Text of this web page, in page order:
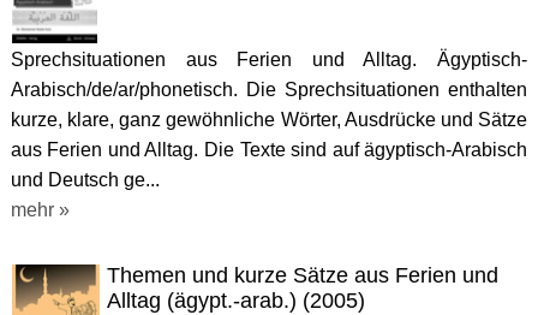
Sprechsituationen aus Ferien und Alltag. Ägyptisch-
Arabisch/de/ar/phonetisch. Die Sprechsituationen enthalten
kurze, klare, ganz gewöhnliche Wörter, Ausdrücke und Sätze
aus Ferien und Alltag. Die Texte sind auf ägyptisch-Arabisch
und Deutsch ge...
mehr »
Themen und kurze Sätze aus Ferien und
Alltag (ägypt.-arab.) (2005)